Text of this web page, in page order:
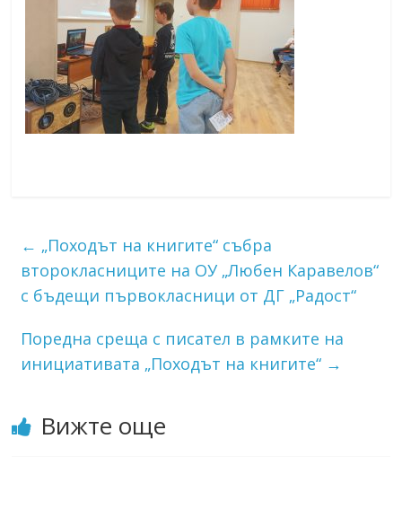
← „Походът на книгите“ събра
второкласниците на ОУ „Любен Каравелов“
с бъдещи първокласници от ДГ „Радост“
Поредна среща с писател в рамките на
инициативата „Походът на книгите“ →
Вижте още